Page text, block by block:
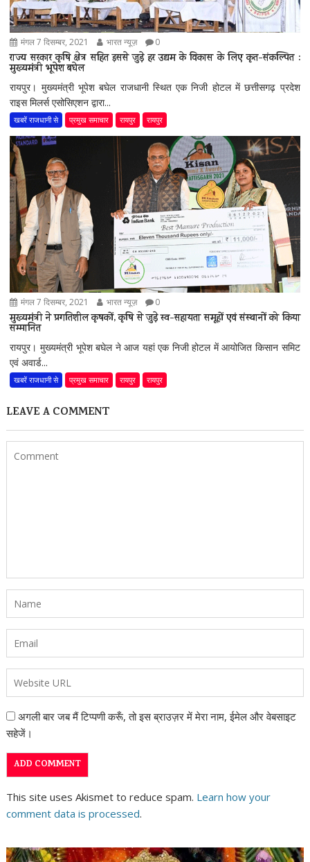
मंगल 7 दिसम्बर, 2021 भारत न्यूज़ 0
राज्य सरकार कृषि क्षेत्र सहित इससे जुड़े हर उद्यम के विकास के लिए कृत-संकल्पित :
मुख्यमंत्री भूपेश बघेल
रायपुर। मुख्यमंत्री भूपेश बघेल राजधानी स्थित एक निजी होटल में छत्तीसगढ़ प्रदेश
राइस मिलर्स एसोसिएशन द्वारा...
खबरें राजधानी से प्रमुख समाचार रायपुर रायपुर
मंगल 7 दिसम्बर, 2021 भारत न्यूज़ 0
मुख्यमंत्री ने प्रगतिशील कृषकों, कृषि से जुड़े स्व-सहायता समूहों एवं संस्थानों को किया
सम्मानित
रायपुर। मुख्यमंत्री भूपेश बघेल ने आज यहां एक निजी होटल में आयोजित किसान समिट
एवं अवार्ड...
खबरें राजधानी से प्रमुख समाचार रायपुर रायपुर
LEAVE A COMMENT
अगली बार जब मैं टिप्पणी करूँ, तो इस ब्राउज़र में मेरा नाम, ईमेल और वेबसाइट
सहेजें।
This site uses Akismet to reduce spam. Learn how your
comment data is processed.